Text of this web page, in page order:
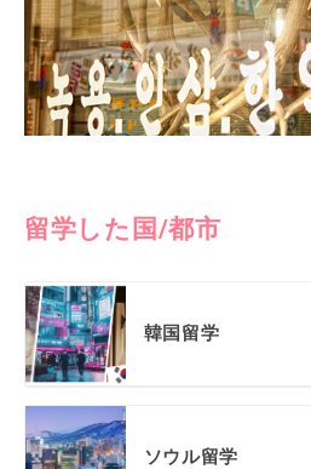
留学した国/都市
韓国留学
ソウル留学